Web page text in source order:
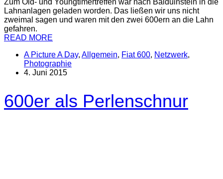
Lahnanlagen geladen worden. Das ließen wir uns nicht
zweimal sagen und waren mit den zwei 600ern an die Lahn
gefahren.
READ MORE
A Picture A Day, Allgemein, Fiat 600, Netzwerk,
Photographie
4. Juni 2015
600er als Perlenschnur